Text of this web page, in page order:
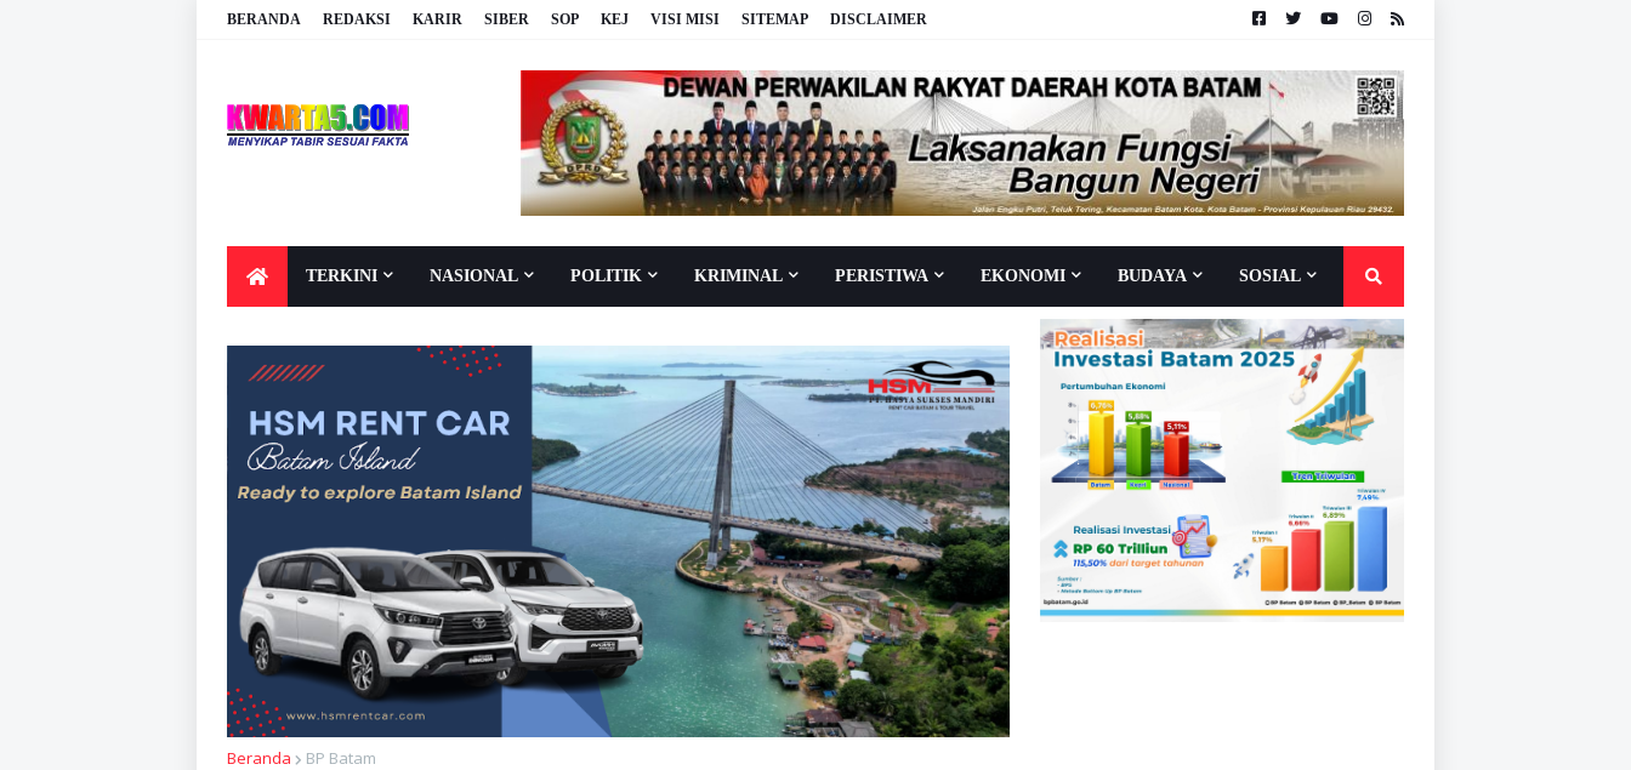
BERANDA REDAKSI KARIR SIBER SOP KEJ VISI MISI SITEMAP DISCLAIMER
TERKINI NASIONAL POLITIK KRIMINAL PERISTIWA EKONOMI BUDAYA SOSIAL
Beranda BP Batam